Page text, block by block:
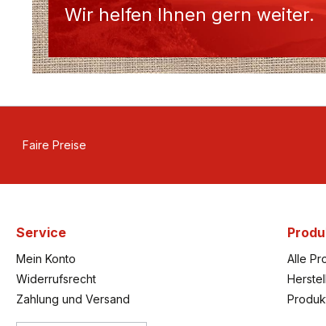
Wir helfen Ihnen gern weiter.
Faire Preise
Service
Mein Konto
Widerrufsrecht
Zahlung und Versand
Alle